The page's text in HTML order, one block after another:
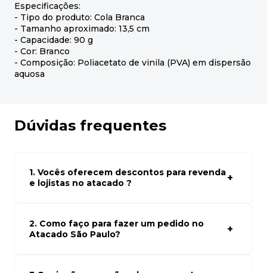
Especificações:
- Tipo do produto: Cola Branca
- Tamanho aproximado: 13,5 cm
- Capacidade: 90 g
- Cor: Branco
- Composição: Poliacetato de vinila (PVA) em dispersão
aquosa
Dúvidas frequentes
1. Vocês oferecem descontos para revenda
e lojistas no atacado ?
atacado empresas e compre com os melhores preços
para seu modelo de negócio
2. Como faço para fazer um pedido no
Atacado São Paulo?